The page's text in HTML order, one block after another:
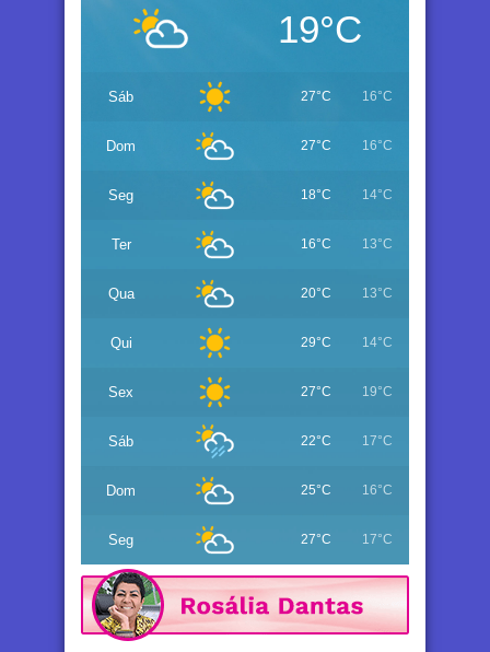
19°C
Sáb 27°C 16°C
Dom 27°C 16°C
Seg 18°C 14°C
Ter 16°C 13°C
Qua 20°C 13°C
Qui 29°C 14°C
Sex 27°C 19°C
Sáb 22°C 17°C
Dom 25°C 16°C
Seg 27°C 17°C